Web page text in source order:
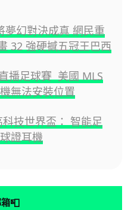
夢幻對決成真 網民重
32 強硬撼五冠王巴西
播足球賽 美國 MLS
無法安裝位置
技世界盃： 智能足
證耳機
📮